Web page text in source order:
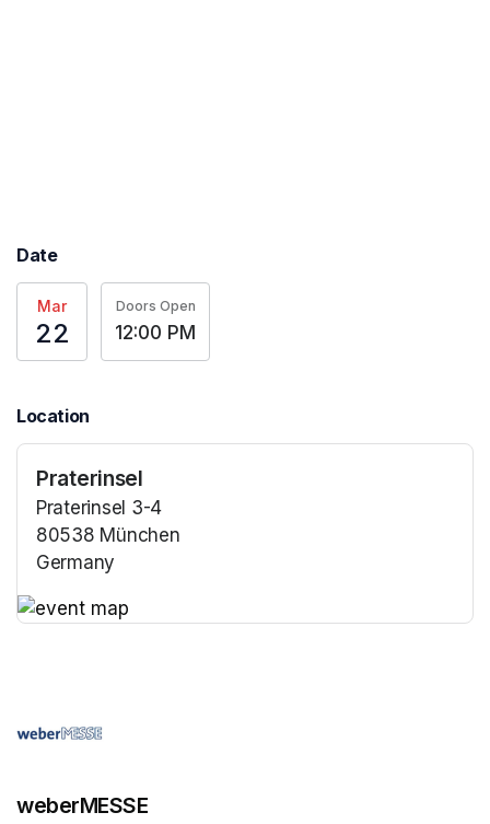
Date
Mar
22
Doors Open
12:00 PM
Location
Praterinsel
Praterinsel 3-4
80538 München
Germany
weberMESSE